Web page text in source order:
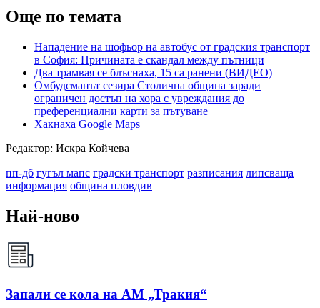
Още по темата
Нападение на шофьор на автобус от градския транспорт
в София: Причината е скандал между пътници
Два трамвая се блъснаха, 15 са ранени (ВИДЕО)
Омбудсманът сезира Столична община заради
ограничен достъп на хора с увреждания до
преференциални карти за пътуване
Хакнаха Google Maps
Редактор: Искра Койчева
пп-дб гугъл мапс градски транспорт разписания липсваща
информация община пловдив
Най-ново
Запали се кола на АМ „Тракия“